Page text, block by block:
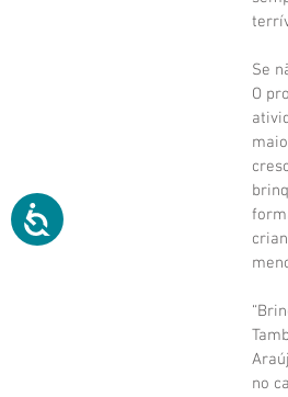
Se
O
no